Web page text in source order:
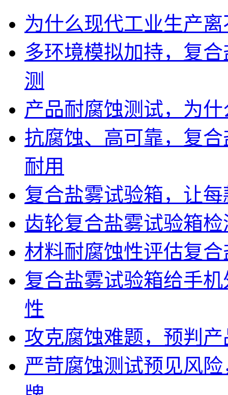
为什么现代工业生产
多环境模拟加持，复
测
产品耐腐蚀测试，为
抗腐蚀、高可靠，复
耐用
复合盐雾试验箱，让
齿轮复合盐雾试验箱
材料耐腐蚀性评估复
复合盐雾试验箱给手
性
攻克腐蚀难题，预判
严苛腐蚀测试预见风